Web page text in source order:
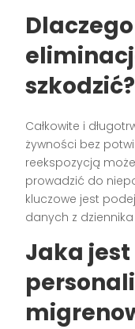
szkodzić?
Całkowite i
żywności bez
reekspozycją
prowadzić do
kluczowe jest
danych z
Jaka